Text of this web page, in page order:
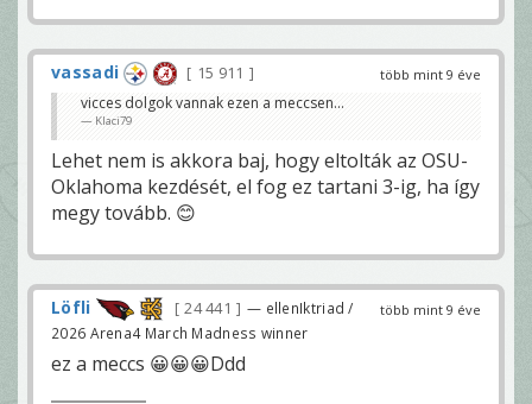
több mint 9 éve
vassadi
15 911
vicces dolgok vannak ezen a meccsen...
Klaci79
Lehet nem is akkora baj, hogy eltolták az OSU-
Oklahoma kezdését, el fog ez tartani 3-ig, ha így
megy tovább. 😊
több mint 9 éve
Löfli 24 441
— ellenIktriad /
2026 Arena4 March Madness winner
ez a meccs 😀😀😀Ddd